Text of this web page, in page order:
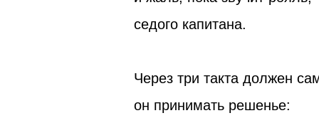
седого капитана.
Через три такта должен
он принимать решенье: